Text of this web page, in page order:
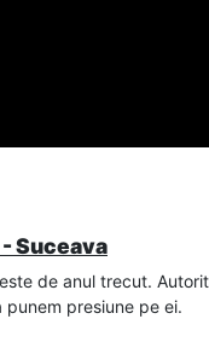
- Suceava
de anul trecut.
presiune pe ei.